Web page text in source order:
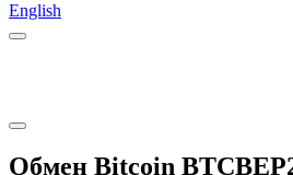
English
Обмен Bitcoin